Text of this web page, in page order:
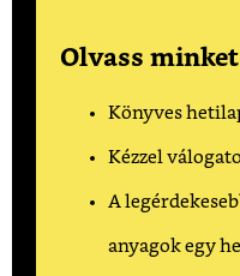
Olvass
Könyves
Kézzel
A
anyagok egy